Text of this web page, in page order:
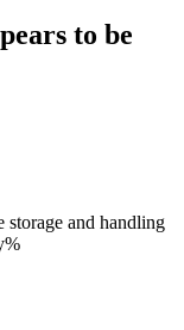
to be
storage and handling